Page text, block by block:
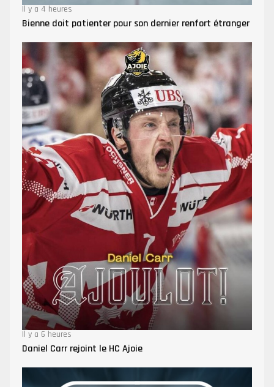
Il y a 4 heures
Bienne doit patienter pour son dernier renfort étranger
Il y a 6 heures
Daniel Carr rejoint le HC Ajoie